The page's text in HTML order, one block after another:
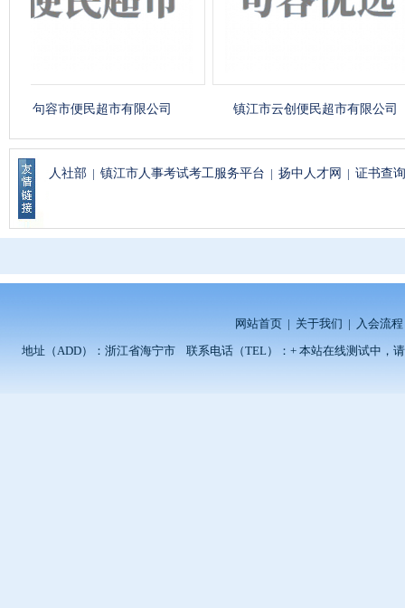
句容市便民超市有限公司 镇江市云创便民超市有限公司
人社部 | 镇江市人事考试考工服务平台 | 扬中人才网 | 证书查询
网站首页 | 关于我们 | 入会流程
地址（ADD）：浙江省海宁市 联系电话（TEL）：+ 本站在线测试中，